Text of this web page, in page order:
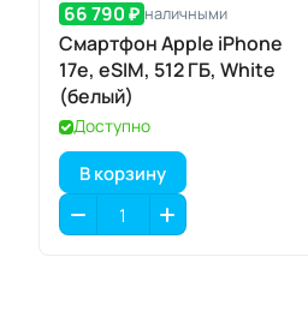
66 790 ₽ наличными
Смартфон Apple iPhone
17e, eSIM, 512 ГБ, White
(белый)
Доступно
В корзину